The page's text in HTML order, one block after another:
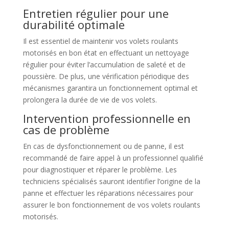
Entretien régulier pour une
durabilité optimale
Il est essentiel de maintenir vos volets roulants
motorisés en bon état en effectuant un nettoyage
régulier pour éviter l’accumulation de saleté et de
poussière. De plus, une vérification périodique des
mécanismes garantira un fonctionnement optimal et
prolongera la durée de vie de vos volets.
Intervention professionnelle en
cas de problème
En cas de dysfonctionnement ou de panne, il est
recommandé de faire appel à un professionnel qualifié
pour diagnostiquer et réparer le problème. Les
techniciens spécialisés sauront identifier l’origine de la
panne et effectuer les réparations nécessaires pour
assurer le bon fonctionnement de vos volets roulants
motorisés.